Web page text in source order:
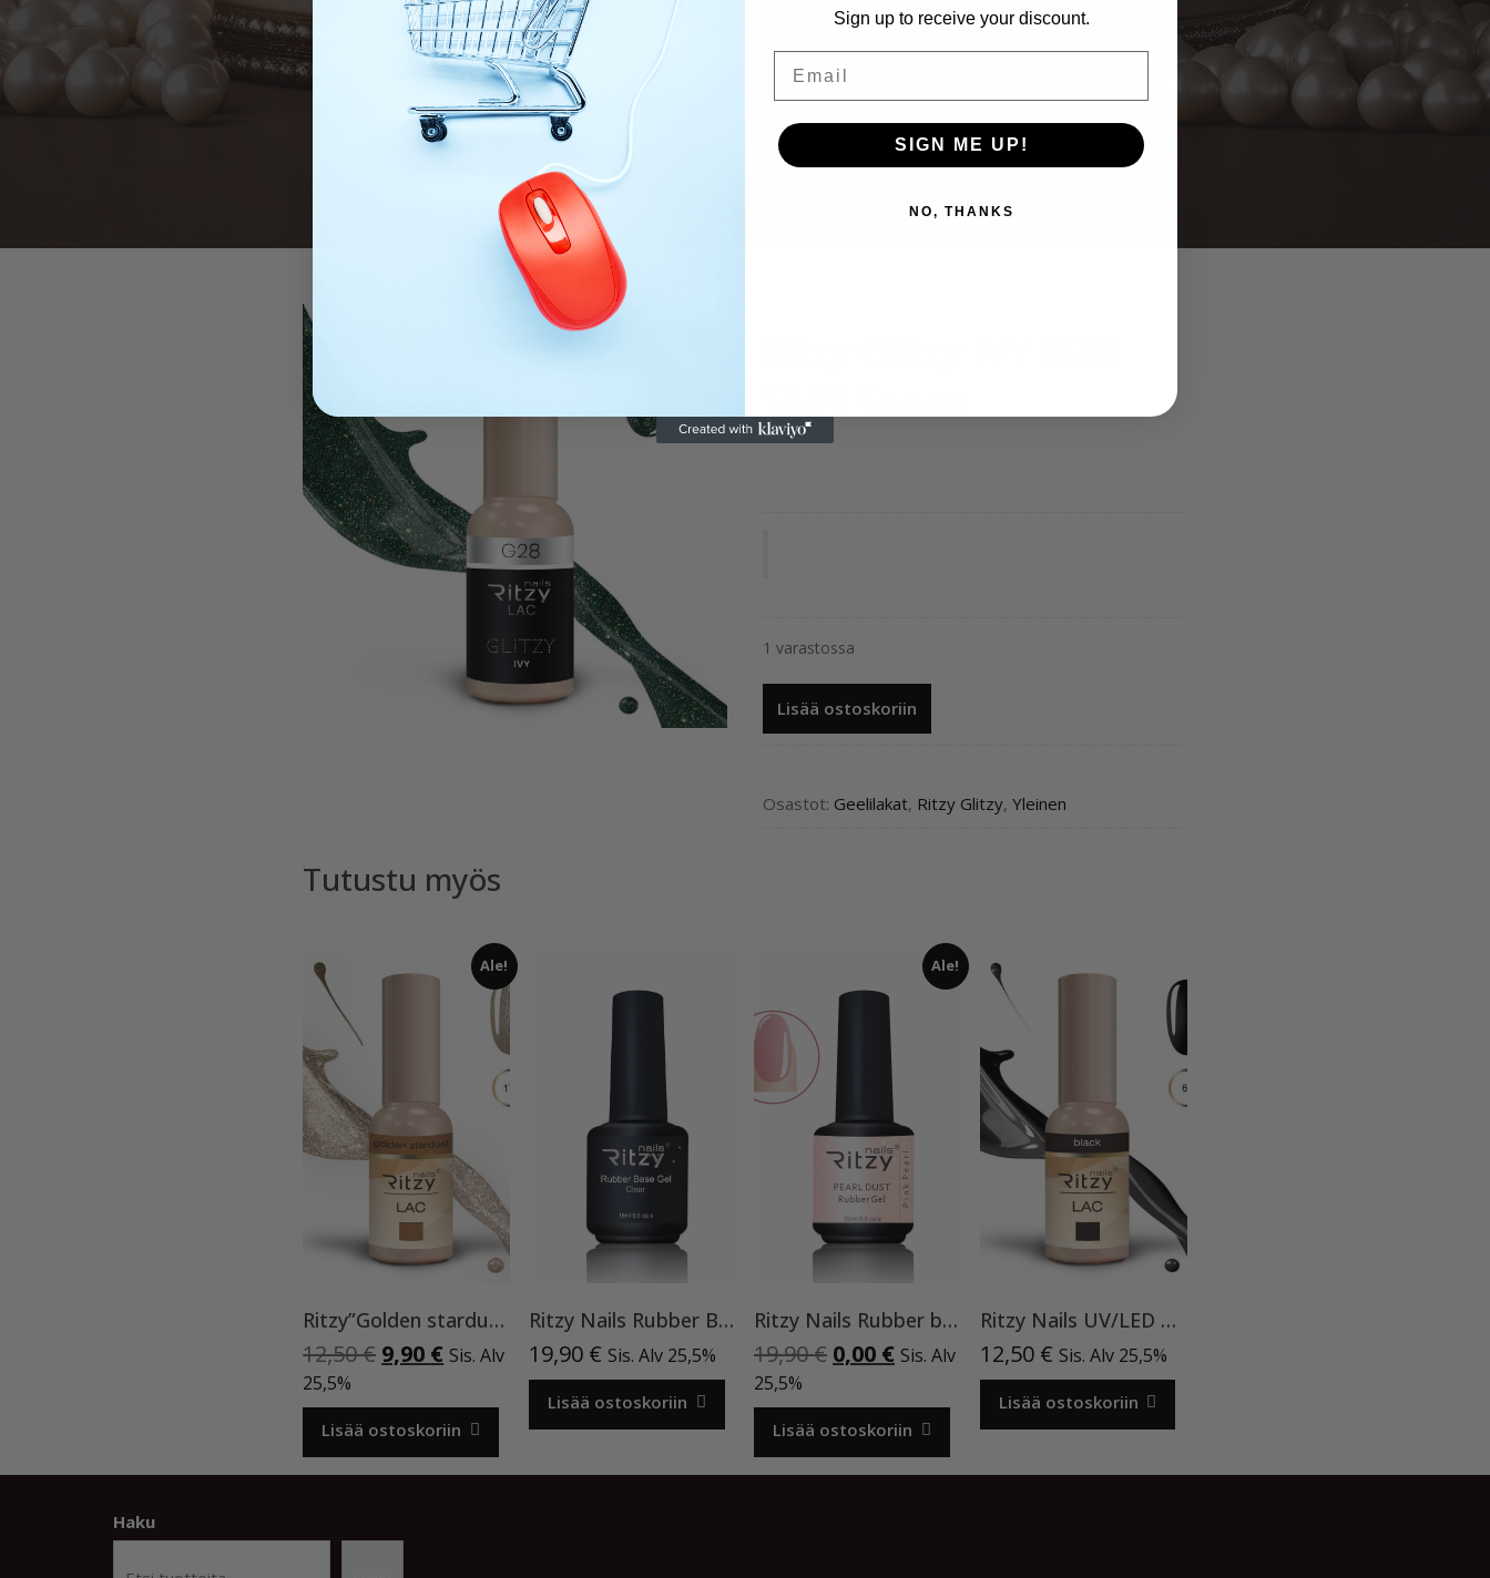
1 varastossa
Glitzy
määrä
Lisää ostoskoriin
Osastot: Geelilakat, Ritzy Glitzy, Yleinen
Tutustu myös
Ale!
Ritzy”Golden stardust”geelilakka,173 TPO vapaa
12,50€ Alkuperäinen
oli:
12,50 €.
9,90 €Nykyinen
on:
9,90 €.
Sis. Alv
25,5%
Lisää ostoskoriin
Ritzy Nails Rubber Base Gel Clear 15ml UV/LED geelilakka base coat 🔥 Best Seller!
19,90 € Sis. Alv 25,5%
Lisää ostoskoriin
Ale!
Ritzy Nails Rubber base ”Pink Pearl” pohjageeli, 15 ml
19,90€ Alkuperäinen
oli:
19,90 €.
0,00 €Nykyinen
on:
0,00 €.
Sis. Alv
25,5%
Lisää ostoskoriin
Ritzy Nails UV/LED gel polish ”Black” 64, 9ml, geelilakka TPO vapaa
12,50 € Sis. Alv 25,5%
Lisää ostoskoriin
Haku
Sign up to receive your discount.
SIGN ME UP!
NO, THANKS